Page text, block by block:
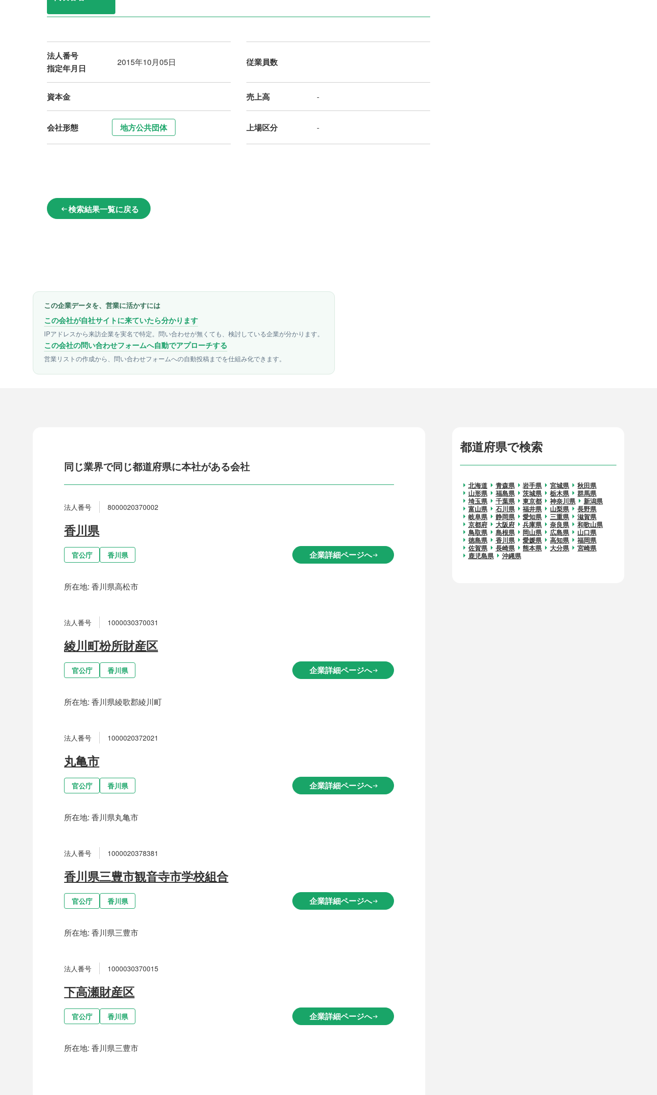
法人番号
指定年月日
2015年10月05日 従業員数
資本金 売上高 -
会社形態 地方公共団体 上場区分 -
arrow_left_alt検索結果一覧に戻る
この企業データを、営業に活かすには
この会社が自社サイトに来ていたら分かります
IPアドレスから来訪企業を実名で特定。問い合わせが無くても、検討している企業が分かります。
この会社の問い合わせフォームへ自動でアプローチする
営業リストの作成から、問い合わせフォームへの自動投稿までを仕組み化できます。
都道府県で検索
北海道 青森県 岩手県 宮城県
秋田県
山形県
福島県 茨城県 栃木県
群馬県
埼玉県
千葉県 東京都 神奈川県
新潟県
富山県
石川県 福井県 山梨県
長野県
岐阜県
静岡県 愛知県 三重県
滋賀県
京都府
大阪府 兵庫県 奈良県
和歌山県
鳥取県
島根県 岡山県 広島県
山口県
徳島県
香川県 愛媛県 高知県
福岡県
佐賀県
長崎県 熊本県 大分県
宮崎県
鹿児島県
沖縄県
同じ業界で同じ都道府県に本社がある会社
法人番号 8000020370002
香川県
官公庁 香川県 企業詳細ページへarrow_right_alt
所在地:香川県高松市
法人番号 1000030370031
綾川町枌所財産区
官公庁 香川県 企業詳細ページへarrow_right_alt
所在地:香川県綾歌郡綾川町
法人番号 1000020372021
丸亀市
官公庁 香川県 企業詳細ページへarrow_right_alt
所在地:香川県丸亀市
法人番号 1000020378381
香川県三豊市観音寺市学校組合
官公庁 香川県 企業詳細ページへarrow_right_alt
所在地:香川県三豊市
法人番号 1000030370015
下高瀬財産区
官公庁 香川県 企業詳細ページへarrow_right_alt
所在地:香川県三豊市